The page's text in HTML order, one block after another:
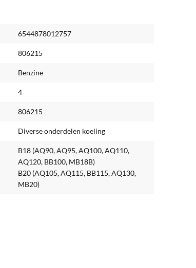
6544878012757
806215
Benzine
4
806215
Diverse onderdelen koeling
B18 (AQ90, AQ95, AQ100, AQ110,
AQ120, BB100, MB18B)
B20 (AQ105, AQ115, BB115, AQ130,
MB20)